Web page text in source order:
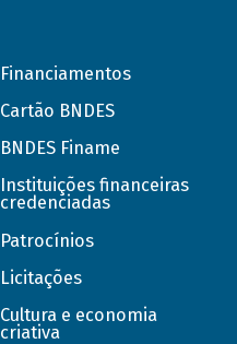
Financiamentos
Cartão BNDES
BNDES Finame
Instituições financeiras
credenciadas
Patrocínios
Licitações
Cultura e economia
criativa